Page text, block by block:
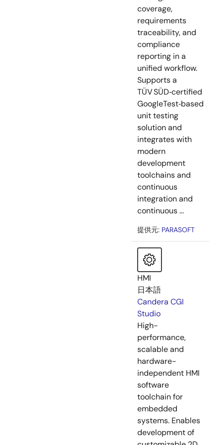
coverage,
requirements
traceability, and
compliance
reporting in a
unified workflow.
Supports a
TÜV SÜD‑certified
GoogleTest‑based
unit testing
solution and
integrates with
modern
development
toolchains and
continuous
integration and
continuous ...
提供元: PARASOFT
HMI
日本語
Candera CGI
Studio
High-
performance,
scalable and
hardware-
independent HMI
software
toolchain for
embedded
systems. Enables
development of